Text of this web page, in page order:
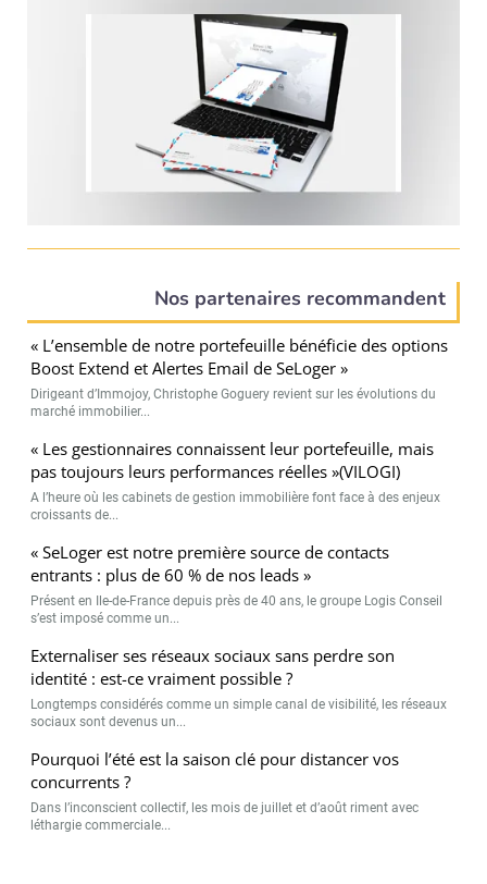
Nos partenaires recommandent
« L’ensemble de notre portefeuille bénéficie des options
Boost Extend et Alertes Email de SeLoger »
Dirigeant d’Immojoy, Christophe Goguery revient sur les évolutions du
marché immobilier...
« Les gestionnaires connaissent leur portefeuille, mais
pas toujours leurs performances réelles »(VILOGI)
A l’heure où les cabinets de gestion immobilière font face à des enjeux
croissants de...
« SeLoger est notre première source de contacts
entrants : plus de 60 % de nos leads »
Présent en Ile-de-France depuis près de 40 ans, le groupe Logis Conseil
s’est imposé comme un...
Externaliser ses réseaux sociaux sans perdre son
identité : est-ce vraiment possible ?
Longtemps considérés comme un simple canal de visibilité, les réseaux
sociaux sont devenus un...
Pourquoi l’été est la saison clé pour distancer vos
concurrents ?
Dans l’inconscient collectif, les mois de juillet et d’août riment avec
léthargie commerciale...